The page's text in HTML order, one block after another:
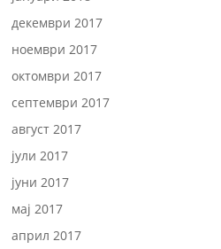
декември 2017
ноември 2017
октомври 2017
септември 2017
август 2017
јули 2017
јуни 2017
мај 2017
април 2017